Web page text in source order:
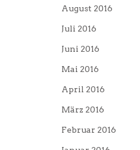
August 2016
Juli 2016
Juni 2016
Mai 2016
April 2016
März 2016
Februar 2016